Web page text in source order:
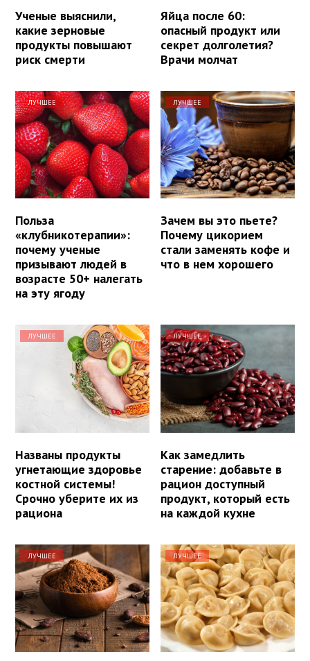
Ученые выяснили,
какие зерновые
продукты повышают
риск смерти
Яйца после 60:
опасный продукт или
секрет долголетия?
Врачи молчат
ЛУЧШЕЕ
Польза
«клубникотерапии»:
почему ученые
призывают людей в
возрасте 50+ налегать
на эту ягоду
ЛУЧШЕЕ
Зачем вы это пьете?
Почему цикорием
стали заменять кофе и
что в нем хорошего
ЛУЧШЕЕ
Названы продукты
угнетающие здоровье
костной системы!
Срочно уберите их из
рациона
ЛУЧШЕЕ
Как замедлить
старение: добавьте в
рацион доступный
продукт, который есть
на каждой кухне
ЛУЧШЕЕ ЛУЧШЕЕ